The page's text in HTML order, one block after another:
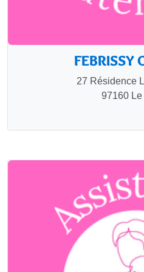
FEBRISSY
27 Résidence
97160